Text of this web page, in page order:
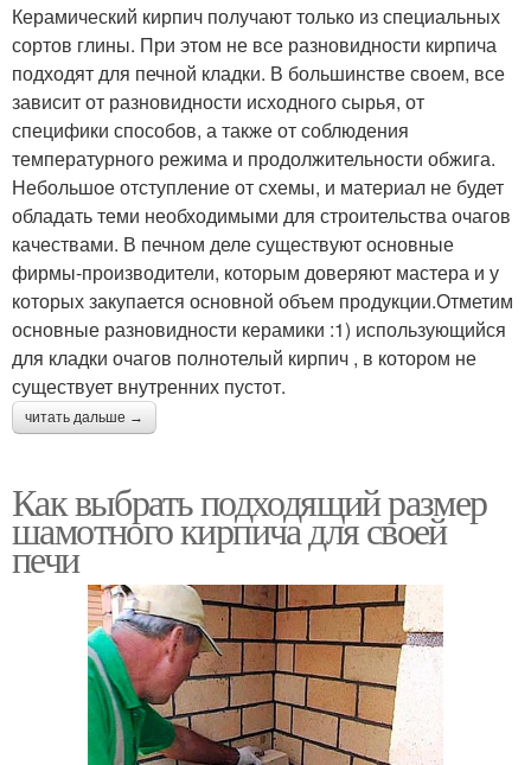
Керамический кирпич получают только из специальных
сортов глины. При этом не все разновидности кирпича
подходят для печной кладки. В большинстве своем, все
зависит от разновидности исходного сырья, от
специфики способов, а также от соблюдения
температурного режима и продолжительности обжига.
Небольшое отступление от схемы, и материал не будет
обладать теми необходимыми для строительства очагов
качествами. В печном деле существуют основные
фирмы-производители, которым доверяют мастера и у
которых закупается основной объем продукции.Отметим
основные разновидности керамики :1) использующийся
для кладки очагов полнотелый кирпич , в котором не
существует внутренних пустот.
читать дальше →
Как выбрать подходящий размер
шамотного кирпича для своей
печи